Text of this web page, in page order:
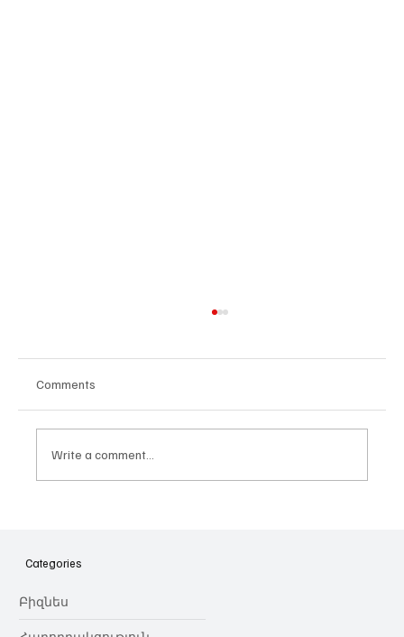
նվիրում որոշում
Comments
Write a comment...
Categories
Բիզնես